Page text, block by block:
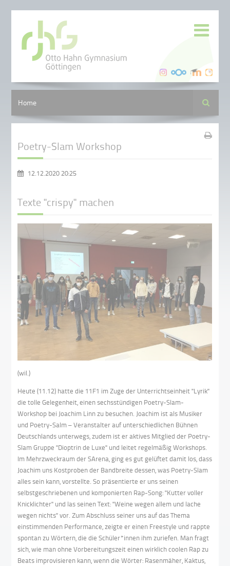
Home Suche
Poetry-Slam Workshop
12.12.2020 20:25
Texte "crispy" machen
(wil.)
Heute (11.12) hatte die 11F1 im Zuge der Unterrichtseinheit "Lyrik"
die tolle Gelegenheit, einen sechsstündigen Poetry-Slam-
Workshop bei Joachim Linn zu besuchen. Joachim ist als Musiker
und Poetry-Salm – Veranstalter auf unterschiedlichen Bühnen
Deutschlands unterwegs, zudem ist er aktives Mitglied der Poetry-
Slam Gruppe "Dioptrin de Luxe" und leitet regelmäßig Workshops.
Im Mehrzweckraum der SArena, ging es gut gelüftet damit los, dass
Joachim uns Kostproben der Bandbreite dessen, was Poetry-Slam
alles sein kann, vorstellte. So präsentierte er uns seinen
selbstgeschriebenen und komponierten Rap-Song: "Kutter voller
Knicklichter" und las seinen Text: "Weine wegen allem und lache
wegen nichts" vor. Zum Abschluss seiner uns auf das Thema
einstimmenden Performance, zeigte er einen Freestyle und rappte
spontan zu Wörtern, die die Schüler*innen ihm zuriefen. Man fragt
sich, wie man ohne Vorbereitungszeit einen wirklich coolen Rap zu
Beats improvisieren kann, wenn die Wörter: Rasenmäher, Kaktus,